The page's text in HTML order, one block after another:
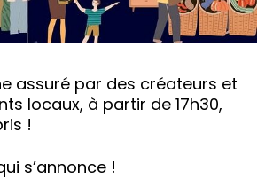
assuré par des créateurs et
locaux, à partir de 17h30,
!
s’annonce !